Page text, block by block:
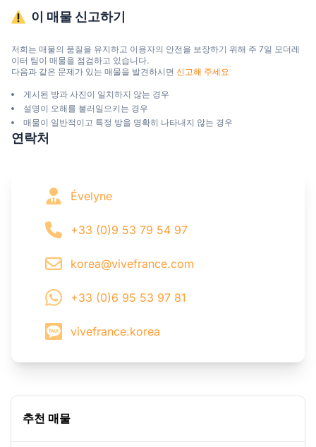
이 매물 신고하기
저희는 매물의 품질을 유지하고 이용자의 안전을 보장하기 위해 주 7일 모더레
이터 팀이 매물을 점검하고 있습니다.
다음과 같은 문제가 있는 매물을 발견하시면 신고해 주세요
게시된 방과 사진이 일치하지 않는 경우
설명이 오해를 불러일으키는 경우
매물이 일반적이고 특정 방을 명확히 나타내지 않는 경우
연락처
Évelyne
+33 (0)9 53 79 54 97
korea@vivefrance.com
+33 (0)6 95 53 97 81
vivefrance.korea
추천 매물